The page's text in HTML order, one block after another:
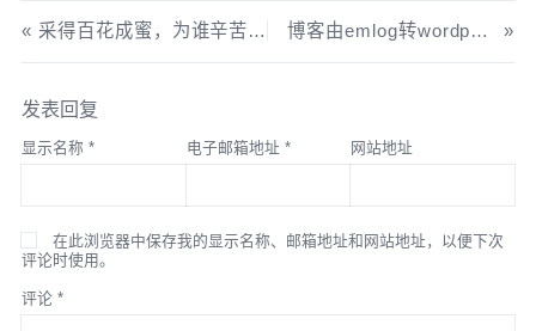
采得百花成蜜，为谁辛苦为谁甜？ 博客由emlog转wordpress简单教程！
发表回复
显示名称 * 电子邮箱地址 * 网站地址
在此浏览器中保存我的显示名称、邮箱地址和网站地址，以便下次
评论时使用。
评论 *